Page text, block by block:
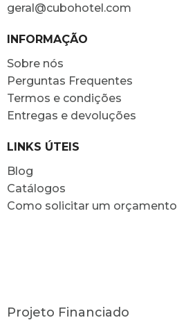
geral@cubohotel.com
INFORMAÇÃO
Sobre nós
Perguntas Frequentes
Termos e condições
Entregas e devoluções
LINKS ÚTEIS
Blog
Catálogos
Como solicitar um orçamento
Projeto Financiado